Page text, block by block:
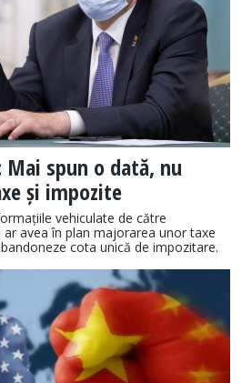
Mai spun o dată, nu
și impozite
vehiculate de către
ar avea în plan majorarea unor taxe
cota unică de impozitare.